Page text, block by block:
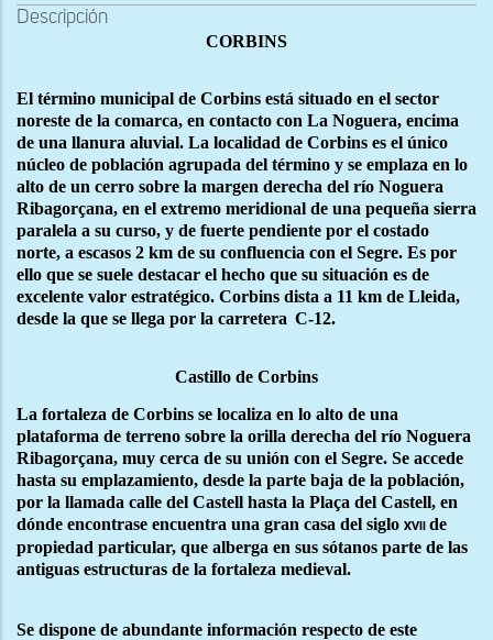
Descripción
CORBINS
El término municipal de Corbins está situado en el sector
noreste de la comarca, en contacto con La Noguera, encima
de una llanura aluvial. La localidad de Corbins es el único
núcleo de población agrupada del término y se emplaza en lo
alto de un cerro sobre la margen derecha del río Noguera
Ribagorçana, en el extremo meridional de una pequeña sierra
paralela a su curso, y de fuerte pendiente por el costado
norte, a escasos 2 km de su confluencia con el Segre. Es por
ello que se suele destacar el hecho que su situación es de
excelente valor estratégico. Corbins dista a 11 km de Lleida,
desde la que se llega por la carretera C-12.
Castillo de Corbins
La fortaleza de Corbins se localiza en lo alto de una
plataforma de terreno sobre la orilla derecha del río Noguera
Ribagorçana, muy cerca de su unión con el Segre. Se accede
hasta su emplazamiento, desde la parte baja de la población,
por la llamada calle del Castell hasta la Plaça del Castell, en
dónde encontrase encuentra una gran casa del siglo xviide
propiedad particular, que alberga en sus sótanos parte de las
antiguas estructuras de la fortaleza medieval.
Se dispone de abundante información respecto de este